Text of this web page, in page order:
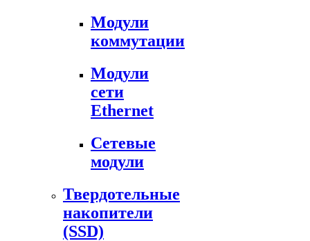
Модули
коммутации
Модули
сети
Ethernet
Сетевые
модули
Твердотельные
накопители
(SSD)